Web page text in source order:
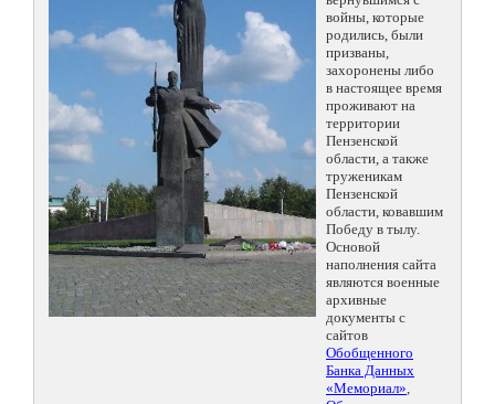
войны, которые
родились, были
призваны,
захоронены либо
в настоящее время
проживают на
территории
Пензенской
области, а также
труженикам
Пензенской
области, ковавшим
Победу в тылу.
Основой
наполнения сайта
являются военные
архивные
документы с
сайтов
Обобщенного
Банка Данных
«Мемориал»,